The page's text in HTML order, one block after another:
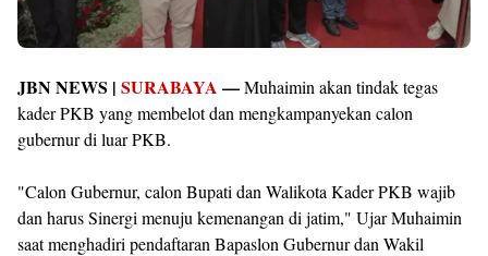
JBN NEWS | SURABAYA —Muhaimin akan tindak tegas
kader PKB yang membelot dan mengkampanyekan calon
gubernur di luar PKB.
"Calon Gubernur, calon Bupati dan Walikota Kader PKB wajib
dan harus Sinergi menuju kemenangan di jatim," Ujar Muhaimin
saat menghadiri pendaftaran Bapaslon Gubernur dan Wakil